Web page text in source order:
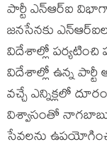
పార్టీ ఎన్ఆర్ఐ
జనసేనకు
విదేశాల్లో పర్యటించి
విదేశాల్లో ఉన్న
వచ్చే ఎన్నిక్లలో
విశ్వాసంతో
సేవలను